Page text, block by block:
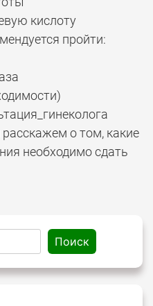
кислоту
пройти:
о том, какие
необходимо сдать
Поиск